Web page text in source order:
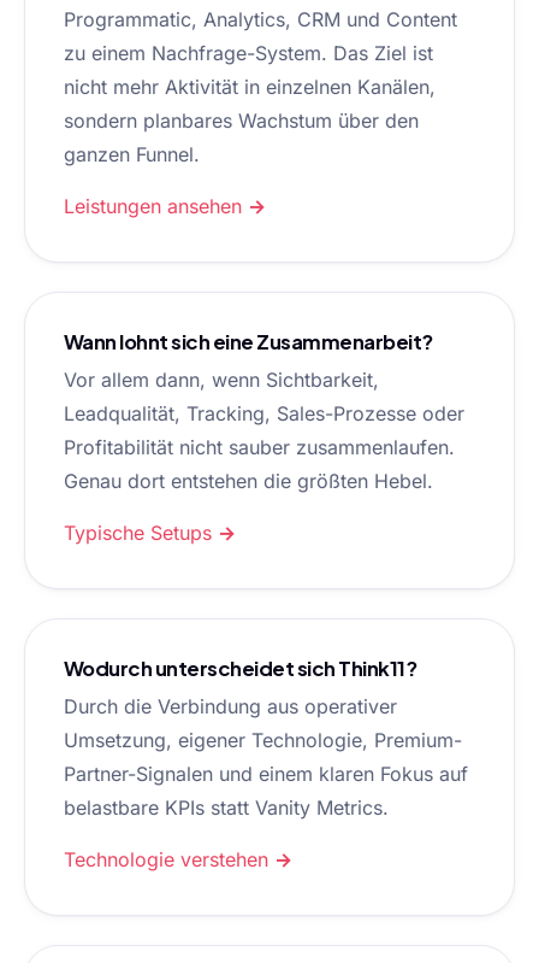
Programmatic, Analytics, CRM und Content
zu einem Nachfrage-System. Das Ziel ist
nicht mehr Aktivität in einzelnen Kanälen,
sondern planbares Wachstum über den
ganzen Funnel.
Leistungen ansehen →
Wann lohnt sich eine Zusammenarbeit?
Vor allem dann, wenn Sichtbarkeit,
Leadqualität, Tracking, Sales-Prozesse oder
Profitabilität nicht sauber zusammenlaufen.
Genau dort entstehen die größten Hebel.
Typische Setups →
Wodurch unterscheidet sich Think11?
Durch die Verbindung aus operativer
Umsetzung, eigener Technologie, Premium-
Partner-Signalen und einem klaren Fokus auf
belastbare KPIs statt Vanity Metrics.
Technologie verstehen →